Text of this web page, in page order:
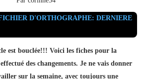
est bouclée!!! Voici les fiches pour la
des changements. Je ne vais donner
sur la semaine, avec toujours une